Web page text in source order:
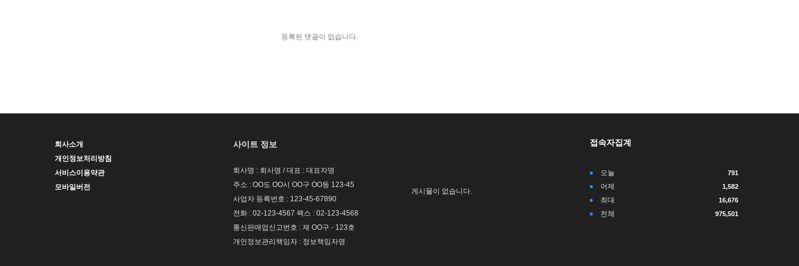
등록된 댓글이 없습니다.
회사소개
개인정보처리방침
서비스이용약관
모바일버전
사이트 정보
회사명 : 회사명 / 대표 : 대표자명
주소 : OO도 OO시 OO구 OO동 123-45
사업자 등록번호 : 123-45-67890
전화 : 02-123-4567 팩스 : 02-123-4568
통신판매업신고번호 : 제 OO구 - 123호
개인정보관리책임자 : 정보책임자명
게시물이 없습니다.
접속자집계
오늘 791
어제 1,582
최대 16,676
전체 975,501